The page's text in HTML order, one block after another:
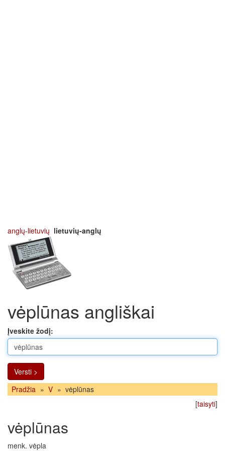
anglų-lietuvių lietuvių-anglų
vėplūnas angliškai
Įveskite žodį:
Versti >
Pradžia » V » vėplūnas
[taisyti]
vėplūnas
menk. vėpla